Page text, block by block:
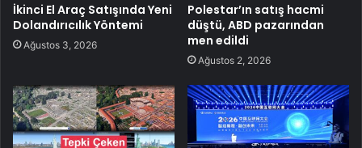
İkinci El Araç Satışında Yeni
Dolandırıcılık Yöntemi
Ağustos 3, 2026
Polestar’ın satış hacmi
düştü, ABD pazarından
men edildi
Ağustos 2, 2026